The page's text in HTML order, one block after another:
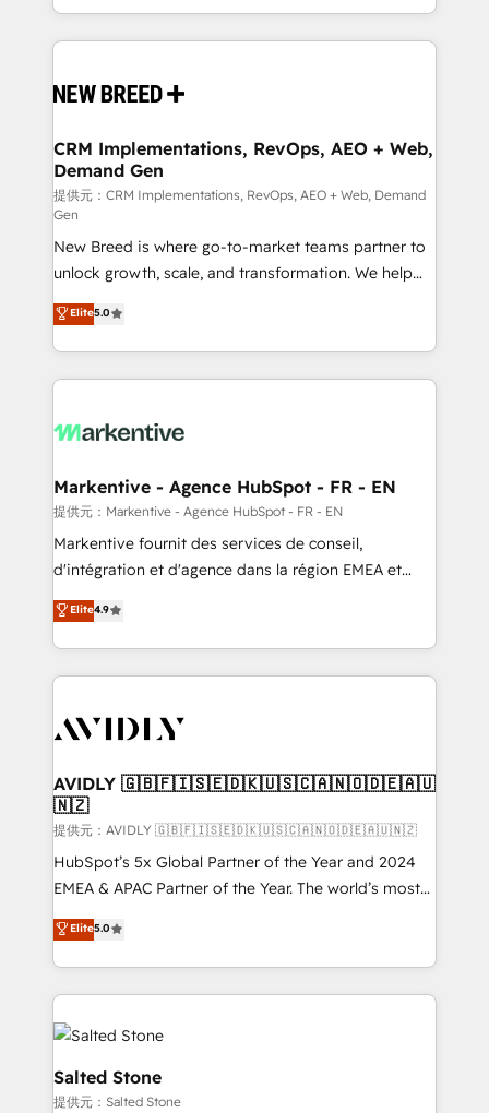
Breeze・Claude等をHubSpotと連携させ、役割定義・
革を、構想から実装・定着までPMOとして主導。「設
の統合・浸透・変革管理を実行します。 ▸ CMS戦略設
計・構築：リード獲得・CVR・SEOを前提にした情報設
計・導線設計・テンプレート設計をContent Hubで一体
提供。 ▸ 既存CRM・MAからの移行支援：Salesforce・
Marketo・Pardot等からの移行、カスタム設計、履歴
データ移行と活用設計まで。 ▸ AEO対応：ChatGPT・
ンツとサイト構造を最適化。 🏆 なぜ100incを選ぶの
か？ ✓ HubSpot Eliteパートナー認定 ✓ HubSpotアワ
ード受賞・HUGリーダー ✓ ISO27001:2022 /
HubSpot大百科 出版 CRM・AI活用に関するご相談、現
せください。
Software) and Point Success Media (Paid Media),
making this the official home for all three brands. 🔄
and system integrations powered by Globalia’s
trainers to drive platform adoption. 📈 Revenue
Generation - Full-funnel marketing and high-
performance advertising via Point Success Media. -
Expert deployment of Breeze AI and custom agents
to automate growth. 🏆 Elite Excellence - 8 platform
accreditations and deep HIPAA-compliance
expertise. - A team of 250+ experts dedicated to
your resilient growth.
CRM Implementations, RevOps, AEO + Web,
Demand Gen
提供元：CRM Implementations, RevOps, AEO + Web, Demand
Gen
New Breed is where go-to-market teams partner to
unlock growth, scale, and transformation. We help
companies activate HubSpot’s AI-powered
customer platform and operationalize HubSpot’s
Loop Marketing framework through expert-led
services, smart agents, and purpose-built apps,
results, fast. ⚙️CRM & RevOps: Align all Hubs to your
🎯Demand Gen & ABM: Drive pipeline with inbound,
ABM, AEO, SEO, & paid media. 👩‍💻Web Design:
Build high-performing websites with UX, messaging,
& conversion strategy that drive results. 🤖AI
AI, & maximize AEO with tailored AI services. 🧩
Integrations: Extend HubSpot with custom
Elite5.0
Markentive - Agence HubSpot - FR - EN
提供元：Markentive - Agence HubSpot - FR - EN
Markentive fournit des services de conseil,
d'intégration et d'agence dans la région EMEA et
North America. Avec plus de 115 experts en
marketing automation, Growth, Revops, CRM et
webdesign. Markentive is both a consulting firm, a
digital agency and an integrator. With over 115
CRM and webdesign (We focus on EMEA - USA
Elite4.9
AVIDLY 🇬🇧🇫🇮🇸🇪🇩🇰🇺🇸🇨🇦🇳🇴🇩🇪🇦🇺
🇳🇿
提供元：AVIDLY 🇬🇧🇫🇮🇸🇪🇩🇰🇺🇸🇨🇦🇳🇴🇩🇪🇦🇺🇳🇿
HubSpot’s 5x Global Partner of the Year and 2024
EMEA & APAC Partner of the Year. The world’s most
experienced and fully accredited HubSpot Solutions
Partner. 🚀 With 2,750+ HubSpot projects delivered
and 370+ specialists across EMEA, APAC and NAM,
we de-risk complex CRM programmes and
accelerate ROI across every HubSpot Hub. 🧭 From
multi-region migrations to AI-powered automation,
we turn complexity into clarity, human at global
scale. 🏆 HubSpot’s CEO called us “the partner of the
Elite5.0
Salted Stone
提供元：Salted Stone